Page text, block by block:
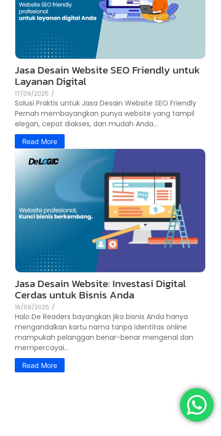
Jasa Desain Website SEO Friendly untuk
Layanan Digital
17/09/2025 /
Solusi Praktis untuk Jasa Desain Website SEO Friendly
Pernah membayangkan punya website yang tampil
elegan, cepat diakses, dan mudah Anda...
Read More
Jasa Desain Website: Investasi Digital
Cerdas untuk Bisnis Anda
16/09/2025 /
Halo De Readers bayangkan jika bisnis Anda hanya
mengandalkan kartu nama tanpa identitas online
mampukah pelanggan benar-benar mengenal dan
mempercayai...
Read More